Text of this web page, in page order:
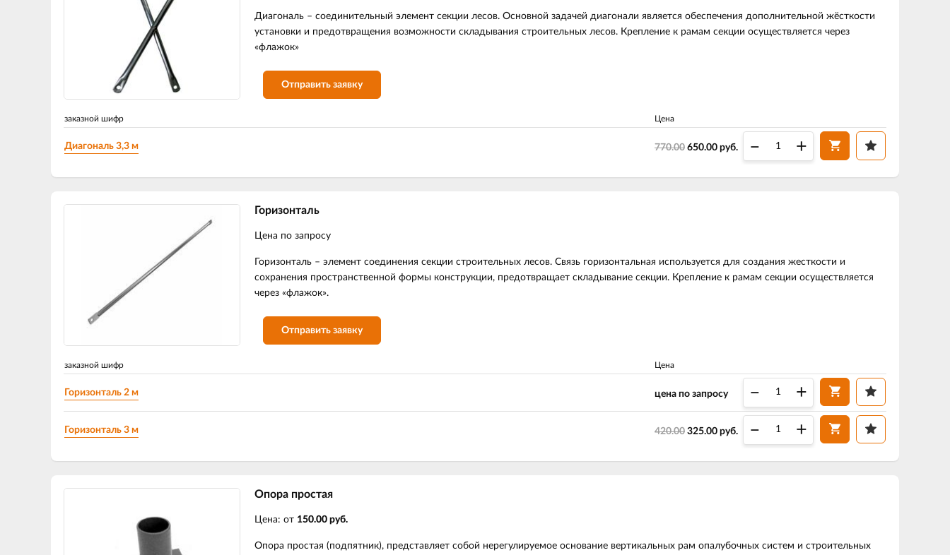
Диагональ – соединительный элемент секции лесов. Основной задачей диагонали является обеспечения дополнительной жёсткости
установки и предотвращения возможности складывания строительных лесов. Крепление к рамам секции осуществляется через
«флажок»
Отправить заявку
заказной шифр Цена
Диагональ 3,3 м 770.00 650.00 руб. – +
Горизонталь
Цена по запросу
Горизонталь – элемент соединения секции строительных лесов. Связь горизонтальная используется для создания жесткости и
сохранения пространственной формы конструкции, предотвращает складывание секции. Крепление к рамам секции осуществляется
через «флажок».
Отправить заявку
заказной шифр Цена
Горизонталь 2 м цена по запросу – +
Горизонталь 3 м 420.00 325.00 руб. – +
Опора простая
Цена: от 150.00 руб.
Опора простая (подпятник), представляет собой нерегулируемое основание вертикальных рам опалубочных систем и строительных